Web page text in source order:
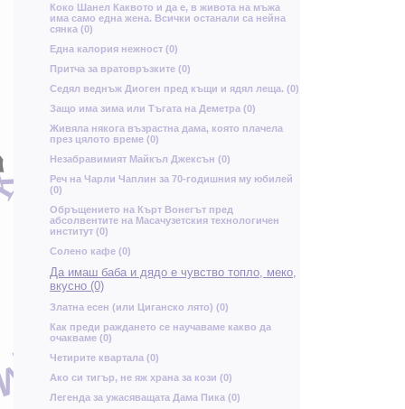
ф
Е и
и
д
р
И
Л
Ж
Б
ъ
П
с
с Р
т
Щ
у
Ь
Коко Шанел Каквото и да е, в живота на мъжа
има само една жена. Всички останали са нейна
сянка (0)
Една калория нежност (0)
Притча за вратовръзките (0)
Седял веднъж Диоген пред къщи и ядял леща. (0)
Защо има зима или Тъгата на Деметра (0)
Живяла някога възрастна дама, която плачела
през цялото време (0)
Незабравимият Майкъл Джексън (0)
Реч на Чарли Чаплин за 70-годишния му юбилей
(0)
Oбръщението на Кърт Вонегът пред
абсолвентите на Масачузетския технологичен
институт (0)
Солено кафе (0)
Да имаш баба и дядо е чувство топло, меко,
вкусно (0)
Златна есен (или Циганско лято) (0)
Как преди раждането се научаваме какво да
очакваме (0)
Четирите квартала (0)
Ако си тигър, не яж храна за кози (0)
Легенда за ужасяващата Дама Пика (0)